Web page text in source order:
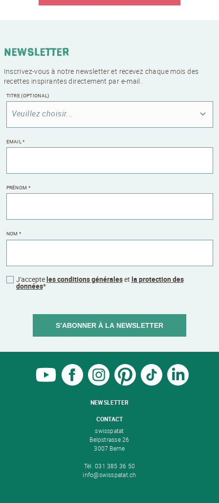
Newsletter
Inscrivez-vous à notre newsletter et recevez chaque mois des
recettes inspirantes directement par e-mail.
TITRE(OPTIONAL)
Veuillez choisir...
EMAIL*
PRÉNOM *
NOM *
J'accepteles conditions généraleset la protection des
données*
S’ABONNER À LA NEWSLETTER
NEWSLETTER
CONTACT
swisspatat
Belpstrasse 26
3007 Berne
Tél. 031 385 36 50
info@swisspatat.ch